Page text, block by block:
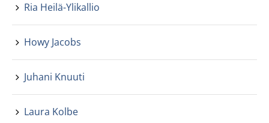
Ria Heilä-Ylikallio
Howy Jacobs
Juhani Knuuti
Laura Kolbe